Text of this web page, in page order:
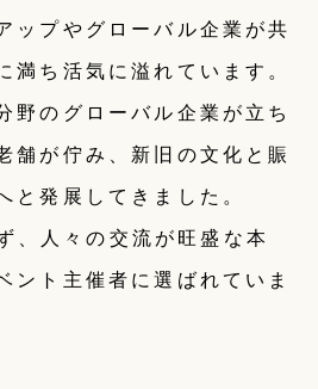
ップやグローバル企業が共
満ち活気に溢れています。
野のグローバル企業が立ち
舗が佇み、新旧の文化と賑
と発展してきました。
、人々の交流が旺盛な本
ント主催者に選ばれていま